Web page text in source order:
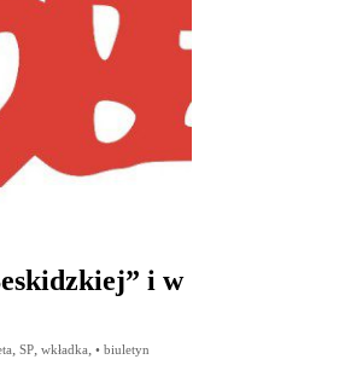
i w
,SP ,wkładka ,• biuletyn